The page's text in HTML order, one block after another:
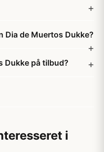
Dia de Muertos Dukke?
Dukke på tilbud?
i